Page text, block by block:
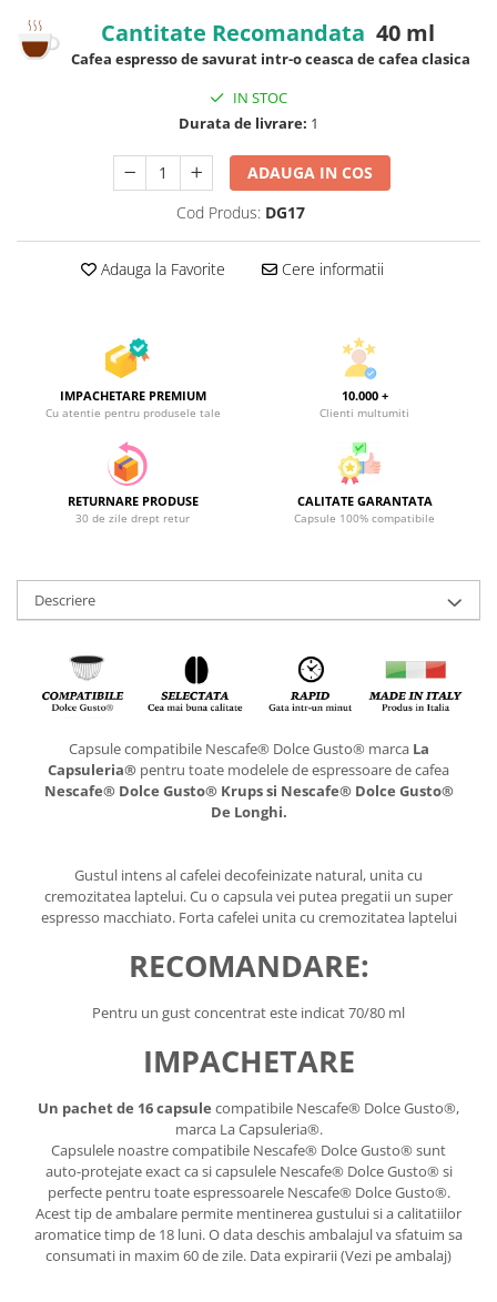
Cantitate Recomandata 40 ml
Cafea espresso de savurat intr-o ceasca de cafea clasica
IN STOC
Durata de livrare: 1
ADAUGA IN COS
Cod Produs: DG17
Adauga la Favorite Cere informatii
IMPACHETARE PREMIUM
Cu atentie pentru produsele tale
10.000 +
Clienti multumiti
RETURNARE PRODUSE
30 de zile drept retur
CALITATE GARANTATA
Capsule 100% compatibile
Descriere
Capsule compatibile Nescafe® Dolce Gusto® marca La
Capsuleria® pentru toate modelele de espressoare de cafea
Nescafe® Dolce Gusto® Krups si Nescafe® Dolce Gusto®
De Longhi.
Gustul intens al cafelei decofeinizate natural, unita cu
cremozitatea laptelui. Cu o capsula vei putea pregatii un super
espresso macchiato. Forta cafelei unita cu cremozitatea laptelui
RECOMANDARE:
Pentru un gust concentrat este indicat 70/80 ml
IMPACHETARE
Un pachet de 16 capsule compatibile Nescafe® Dolce Gusto®,
marca La Capsuleria®.
Capsulele noastre compatibile Nescafe® Dolce Gusto® sunt
auto-protejate exact ca si capsulele Nescafe® Dolce Gusto® si
perfecte pentru toate espressoarele Nescafe® Dolce Gusto®.
Acest tip de ambalare permite mentinerea gustului si a calitatiilor
aromatice timp de 18 luni. O data deschis ambalajul va sfatuim sa
consumati in maxim 60 de zile. Data expirarii (Vezi pe ambalaj)